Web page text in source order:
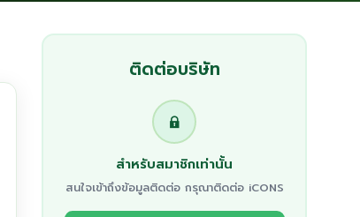
ติดต่อบริษัท
สำหรับสมาชิกเท่านั้น
สนใจเข้าถึงข้อมูลติดต่อ กรุณาติดต่อ iCONS